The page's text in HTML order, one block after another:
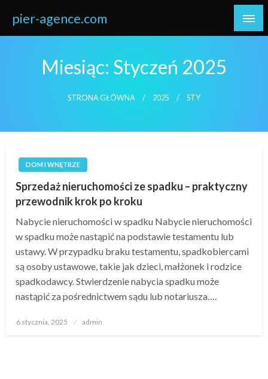
content
pier-agence.com
Miesiąc: Styczeń 2025
STRONA GŁÓWNA 2025 STY
DOM I WNĘTRZE
Sprzedaż nieruchomości ze spadku – praktyczny
przewodnik krok po kroku
Nabycie nieruchomości w spadku Nabycie nieruchomości
w spadku może nastąpić na podstawie testamentu lub
ustawy. W przypadku braku testamentu, spadkobiercami
są osoby ustawowe, takie jak dzieci, małżonek i rodzice
spadkodawcy. Stwierdzenie nabycia spadku może
nastąpić za pośrednictwem sądu lub notariusza….
Opublikowane
6 stycznia, 2025 admin